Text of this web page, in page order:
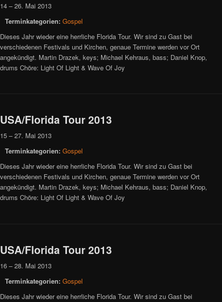
14 –26. Mai 2013
Terminkategorien: Gospel
Dieses Jahr wieder eine herrliche Florida Tour. Wir sind zu Gast bei
verschiedenen Festivals und Kirchen, genaue Termine werden vor Ort
angekündigt. Martin Drazek, keys; Michael Kehraus, bass; Daniel Knop,
drums Chöre: Light Of Light & Wave Of Joy
USA/Florida Tour 2013
15 –27. Mai 2013
Terminkategorien: Gospel
Dieses Jahr wieder eine herrliche Florida Tour. Wir sind zu Gast bei
verschiedenen Festivals und Kirchen, genaue Termine werden vor Ort
angekündigt. Martin Drazek, keys; Michael Kehraus, bass; Daniel Knop,
drums Chöre: Light Of Light & Wave Of Joy
USA/Florida Tour 2013
16 –28. Mai 2013
Terminkategorien: Gospel
Dieses Jahr wieder eine herrliche Florida Tour. Wir sind zu Gast bei